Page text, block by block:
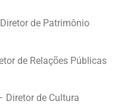
de Patrimônio
de Relações Públicas
Diretor de Cultura